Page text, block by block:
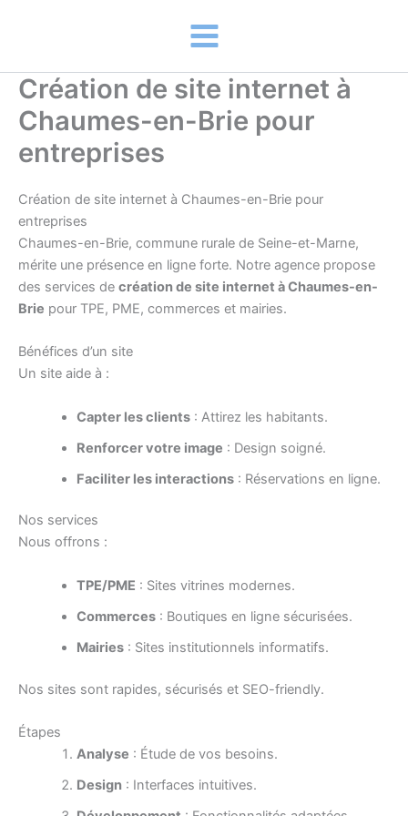
Création de site internet à
Chaumes-en-Brie pour
entreprises
Création de site internet à Chaumes-en-Brie pour
entreprises
Chaumes-en-Brie, commune rurale de Seine-et-Marne,
mérite une présence en ligne forte. Notre agence propose
des services de création de site internet à Chaumes-en-
Brie pour TPE, PME, commerces et mairies.
Bénéfices d’un site
Un site aide à :
Capter les clients: Attirez les habitants.
Renforcer votre image : Design soigné.
Faciliter les interactions: Réservations en ligne.
Nos services
Nous offrons :
TPE/PME : Sites vitrines modernes.
Commerces: Boutiques en ligne sécurisées.
Mairies: Sites institutionnels informatifs.
Nos sites sont rapides, sécurisés et SEO-friendly.
Étapes
Analyse : Étude de vos besoins.
Design: Interfaces intuitives.